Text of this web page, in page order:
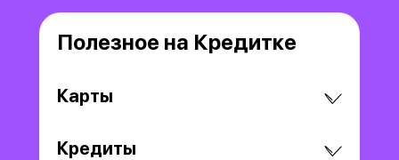
Полезное на Кредитке
Карты
Кредиты